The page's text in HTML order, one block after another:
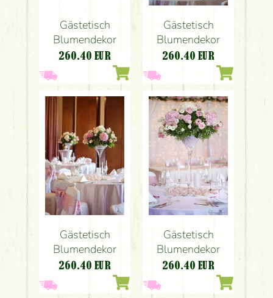
Gästetisch
Blumendekor
260.40 EUR
Gästetisch
Blumendekor
260.40 EUR
Gästetisch
Blumendekor
260.40 EUR
Gästetisch
Blumendekor
260.40 EUR